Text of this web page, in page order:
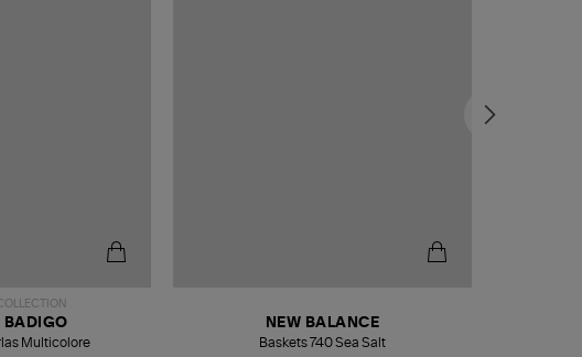
BADIGO
Multicolore
NEW BALANCE
Baskets 740 Sea Salt